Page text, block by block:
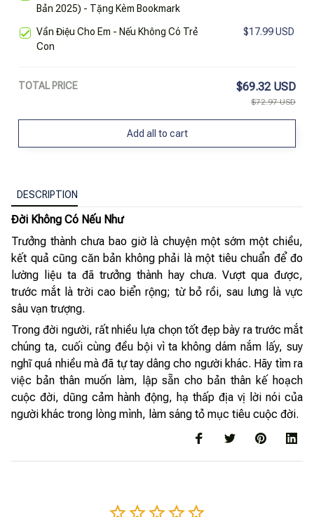
Bản 2025) - Tặng Kèm Bookmark
Vần Điệu Cho Em - Nếu Không Có Trẻ
Con
$17.99 USD
TOTAL PRICE $69.32 USD
$72.97 USD
Add all to cart
DESCRIPTION
Đời Không Có Nếu Như
Trưởng thành chưa bao giờ là chuyện một sớm một chiều,
kết quả cũng căn bản không phải là một tiêu chuẩn để đo
lường liệu ta đã trưởng thành hay chưa. Vượt qua được,
trước mắt là trời cao biển rộng; từ bỏ rồi, sau lưng là vực
sâu vạn trượng.
Trong đời người, rất nhiều lựa chọn tốt đẹp bày ra trước mắt
chúng ta, cuối cùng đều bội vì ta không dám nắm lấy, suy
nghĩ quá nhiều mà đã tự tay dâng cho người khác. Hãy tìm ra
việc bản thân muốn làm, lập sẵn cho bản thân kế hoạch
cuộc đời, dũng cảm hành động, hạ thấp địa vị lời nói của
người khác trong lòng mình, làm sáng tỏ mục tiêu cuộc đời.